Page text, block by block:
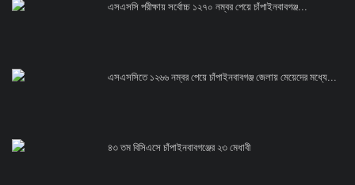
এসএসসি পরীক্ষায় সর্বোচ্চ ১২৭০ নম্বর পেয়ে চাঁপাইনবাবগঞ্জ...
এসএসসিতে ১২৬৬ নম্বর পেয়ে চাঁপাইনবাবগঞ্জ জেলায় মেয়েদের মধ্যে...
৪৩ তম বিসিএসে চাঁপাইনবাবগঞ্জের ২৩ মেধাবী